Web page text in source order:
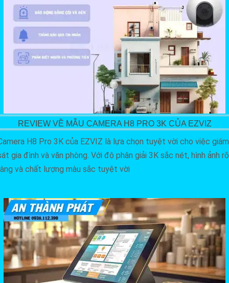
REVIEW VỀ MẪU CAMERA H8 PRO 3K CỦA EZVIZ
H8 Pro 3K của EZVIZ là lựa chọn tuyệt vời cho việc giám
gia đình và văn phòng. Với độ phân giải 3K sắc nét, hình ảnh rõ
và chất lượng màu sắc tuyệt vời